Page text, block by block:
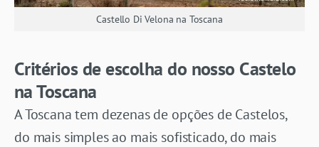
Castello Di Velona na Toscana
Critérios de escolha do nosso Castelo
na Toscana
A Toscana tem dezenas de opções de Castelos,
do mais simples ao mais sofisticado, do mais